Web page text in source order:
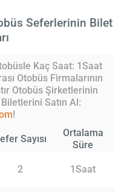
Seferlerinin Bilet
Kaç Saat: 1Saat
Otobüs Firmalarının
Otobüs Şirketlerinin
Satın Al:
!
Sayısı
Ortalama
Süre
2 1Saat